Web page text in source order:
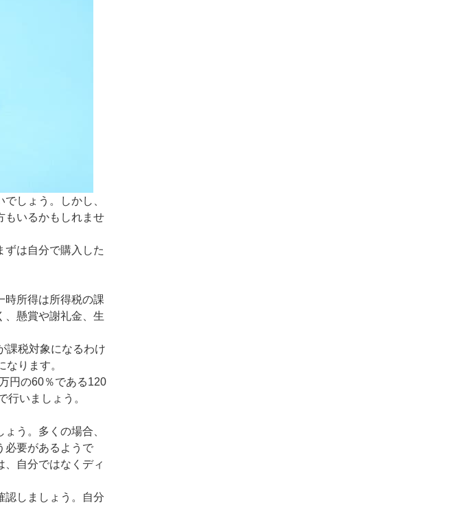
しょう。しかし、
もいるかもしれませ
ずは自分で購入した
時所得は所得税の課
、懸賞や謝礼金、生
課税対象になるわけ
ります。
円の60％である120
いましょう。
う。多くの場合、
必要があるようで
自分ではなくディ
認しましょう。自分